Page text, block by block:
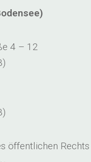
4 – 12
öffentlichen Rechts